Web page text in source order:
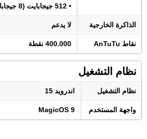
• 512 جيجابايت (8 جيجابايت)
الذاكرة الخارجية لا يدعم
نقاط AnTuTu 400.000 نقطة
نظام التشغيل
نظام التشغيل اندرويد 15
واجهة المستخدم MagicOS 9